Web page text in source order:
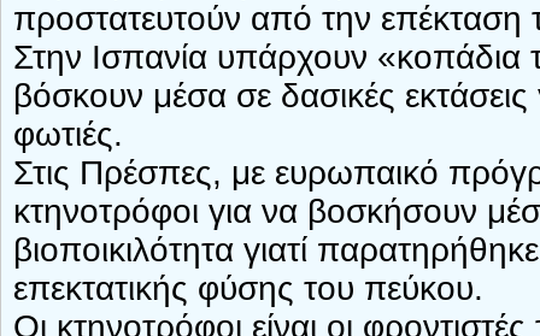
προστατευτούν από την επέκταση
Στην Ισπανία υπάρχουν
βόσκουν μέσα σε δασικές
φωτιές.
Στις Πρέσπες, με ευρωπαικό
κτηνοτρόφοι για να βοσκήσουν
βιοποικιλότητα γιατί
επεκτατικής φύσης του πεύκου.
Οι κτηνοτρόφοι είναι οι